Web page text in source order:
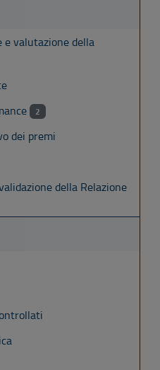
e valutazione della
2
dei premi
della Relazione